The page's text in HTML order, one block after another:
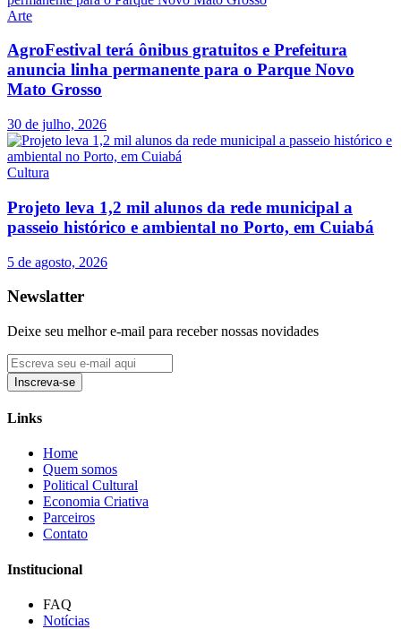
Arte
AgroFestival terá ônibus gratuitos e Prefeitura
anuncia linha permanente para o Parque Novo
Mato Grosso
30 de julho, 2026
Cultura
Projeto leva 1,2 mil alunos da rede municipal a
passeio histórico e ambiental no Porto, em Cuiabá
5 de agosto, 2026
Newslatter
Deixe seu melhor e-mail para receber nossas novidades
Inscreva-se
Links
Home
Quem somos
Political Cultural
Economia Criativa
Parceiros
Contato
Institucional
FAQ
Notícias